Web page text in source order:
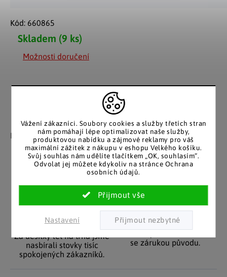
Vážení zákazníci. Soubory cookies a služby třetích stran
nám pomáhají lépe optimalizovat naše služby,
produktovou nabídku a zájmové reklamy pro váš
maximální zážitek z nákupu v eshopu Velkého košíku.
Svůj souhlas nám udělíte tlačítkem „OK, souhlasím“.
Odvolat jej můžete kdykoliv na stránce Ochrana
osobních údajů.
Nastavení
Skladem (9 ks)
Možnosti doručení
Kód: 660865
Záruka spokojenosti
Nakupujete bez obav, férové
jednání v každé situaci.
Katalog v tištěné
podobě
Stálým zákazníkům
posíláme papírový katalog
do schránky.
zákazníků
Za desítky let na trhu jsme
nasbírali stovky tisíc
spokojených zákazníků.
EU distribuce
Z českých skladů pro české
se zárukou původu.